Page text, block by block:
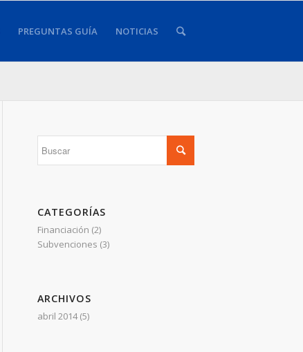
PREGUNTAS GUÍA NOTICIAS
CATEGORÍAS
Financiación (2)
Subvenciones (3)
ARCHIVOS
abril 2014(5)